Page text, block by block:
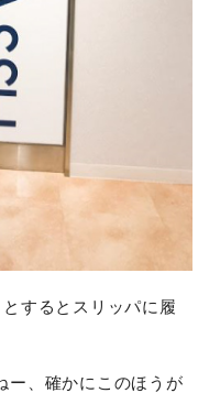
するとスリッパに履
ー、確かにこのほうが